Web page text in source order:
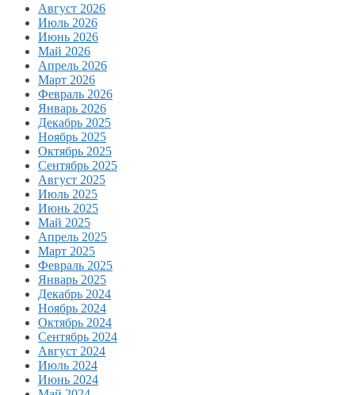
Август 2026
Июль 2026
Июнь 2026
Май 2026
Апрель 2026
Март 2026
Февраль 2026
Январь 2026
Декабрь 2025
Ноябрь 2025
Октябрь 2025
Сентябрь 2025
Август 2025
Июль 2025
Июнь 2025
Май 2025
Апрель 2025
Март 2025
Февраль 2025
Январь 2025
Декабрь 2024
Ноябрь 2024
Октябрь 2024
Сентябрь 2024
Август 2024
Июль 2024
Июнь 2024